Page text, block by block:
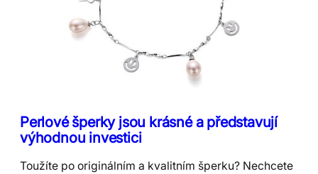
Perlové šperky jsou krásné a představují
výhodnou investici
Toužíte po originálním a kvalitním šperku? Nechcete